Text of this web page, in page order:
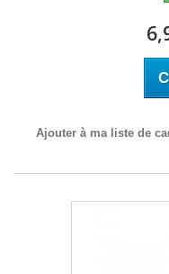
Ajouter à ma liste de